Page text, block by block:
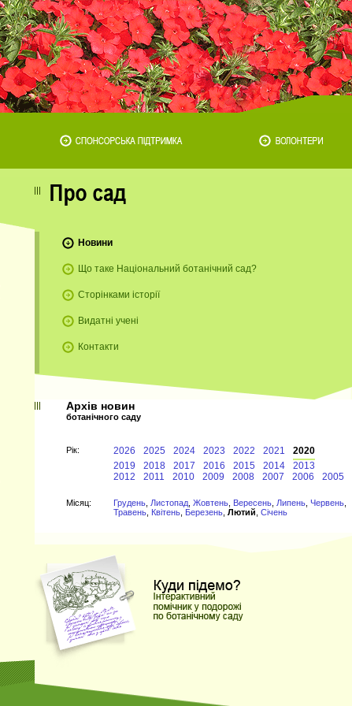
Новини
Що таке Національний ботанічний сад?
Сторінками історії
Видатні учені
Контакти
Архів новин
ботанічного саду
Рiк: 2026 2025 2024 2023 2022 2021
2020
2019
2018 2017 2016 2015 2014
2013
2012
2011 2010 2009 2008 2007 2006 2005
Мiсяц: Грудень Листопад Жовтень Вересень Липень Червень
Травень Квітень Березень Лютий Січень